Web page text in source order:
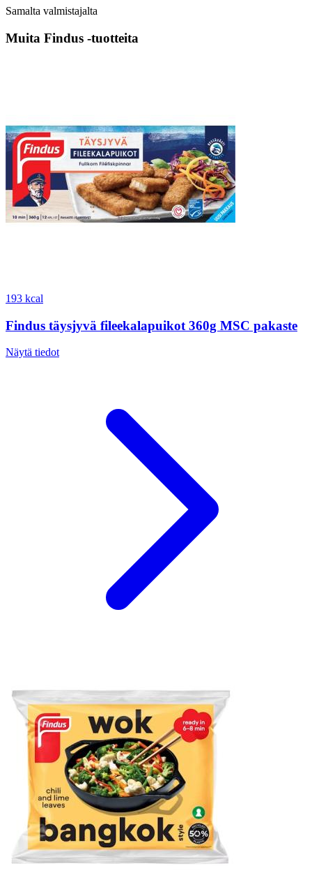
Samalta valmistajalta
Muita Findus -tuotteita
193 kcal
Findus täysjyvä fileekalapuikot 360g MSC pakaste
Näytä tiedot